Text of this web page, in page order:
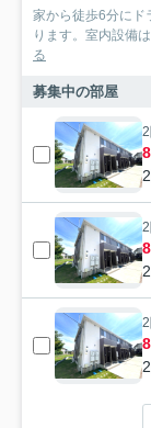
家から徒歩6分にド
ります。室内設備
る
募集中の部屋